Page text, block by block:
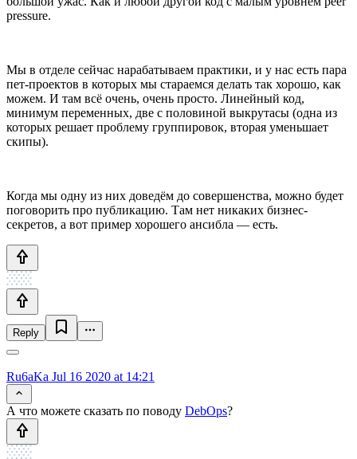
pressure.
Мы в отделе сейчас нарабатываем практики, и у нас есть пара
пет-проектов в которых мы стараемся делать так хорошо, как
можем. И там всё очень, очень просто. Линейный код,
минимум переменных, две с половиной выкрутасы (одна из
которых решает проблему группировок, вторая уменьшает
скипы).
Когда мы одну из них доведём до совершенства, можно будет
поговорить про публикацию. Там нет никаких бизнес-
секретов, а вот пример хорошего ансибла — есть.
Reply
Ru6aKa Jul 16 2020 at 14:21
А что можете сказать по поводу DebOps?